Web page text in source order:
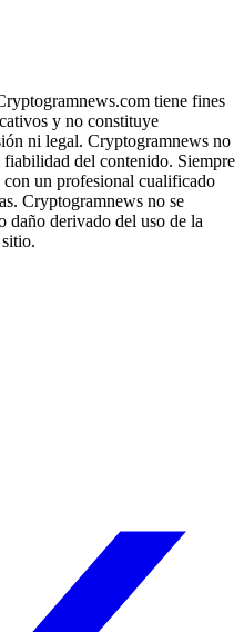
tiene fines
y no constituye
ni legal. Cryptogramnews no
del contenido. Siempre
un profesional cualificado
Cryptogramnews no se
daño derivado del uso de la